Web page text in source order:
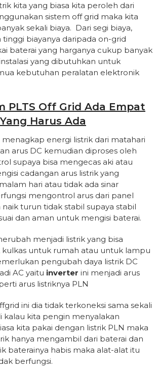
kita yang biasa kita peroleh dari
sistem off grid maka kita
sekali biaya. Dari segi biaya,
tinggi biayanya daripada on-grid
baterai yang harganya cukup banyak
yang dibutuhkan untuk
kebutuhan peralatan elektronik
PLTS Off Grid Ada Empat
Harus Ada
menagkap energi listrik dari matahari
arus DC kemudian diproses oleh
supaya bisa mengecas aki atau
cadangan arus listrik yang
hari atau tidak ada sinar
mengontrol arus dari panel
naik turun tidak stabil supaya stabil
dan aman untuk mengisi baterai.
menjadi listrik yang bisa
untuk rumah atau untuk lampu
pengubah daya listrik DC
AC yaitu inverter ini menjadi arus
arus listriknya PLN
ini dia tidak terkoneksi sama sekali
kalau kita pengin menyalakan
kita pakai dengan listrik PLN maka
hanya mengambil dari baterai dan
baterainya habis maka alat-alat itu
berfungsi.